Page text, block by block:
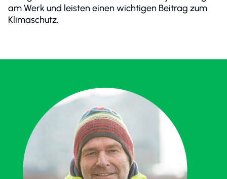
am Werk und leisten einen wichtigen Beitrag zum
Klimaschutz.